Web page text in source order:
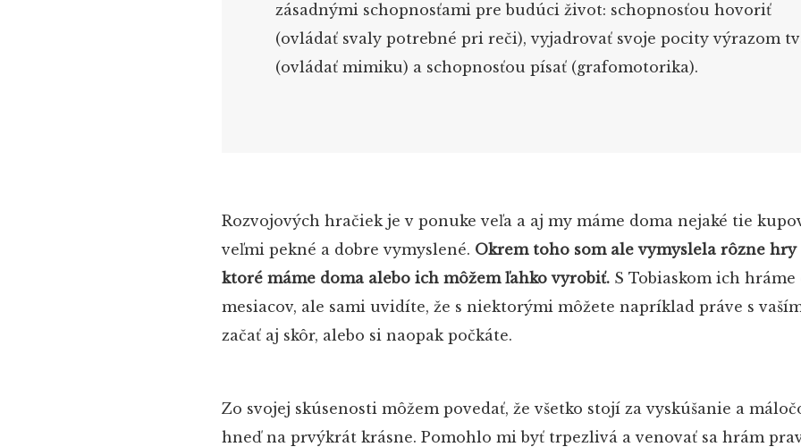
zásadnými schopnosťami pre budúci život: schopnosťou hovoriť
(ovládať svaly potrebné pri reči), vyjadrovať svoje pocity výrazom
(ovládať mimiku) a schopnosťou písať (grafomotorika).
Rozvojových hračiek je v ponuke veľa a aj my máme doma nejaké tie
veľmi pekné a dobre vymyslené. Okrem toho som ale vymyslela rôzne hry
ktoré máme doma alebo ich môžem ľahko vyrobiť. S Tobiaskom ich hráme
mesiacov, ale sami uvidíte, že s niektorými môžete napríklad práve s
začať aj skôr, alebo si naopak počkáte.
Zo svojej skúsenosti môžem povedať, že všetko stojí za vyskúšanie a
hneď na prvýkrát krásne. Pomohlo mi byť trpezlivá a venovať sa hrám